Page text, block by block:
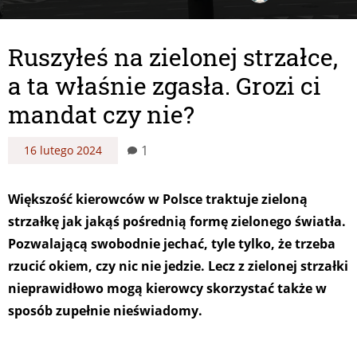
Ruszyłeś na zielonej strzałce,
a ta właśnie zgasła. Grozi ci
mandat czy nie?
16 lutego 2024 1
Większość kierowców w Polsce traktuje zieloną
strzałkę jak jakąś pośrednią formę zielonego światła.
Pozwalającą swobodnie jechać, tyle tylko, że trzeba
rzucić okiem, czy nic nie jedzie. Lecz z zielonej strzałki
nieprawidłowo mogą kierowcy skorzystać także w
sposób zupełnie nieświadomy.